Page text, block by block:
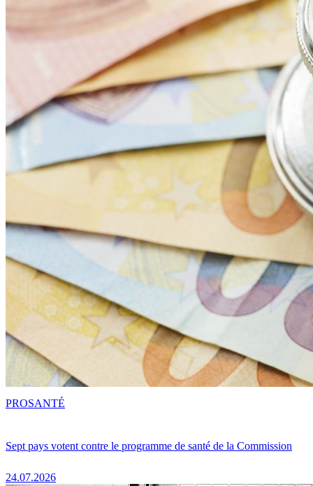
Sept pays votent contre le programme de santé de la Commission
24.07.2026
PROSANTÉ